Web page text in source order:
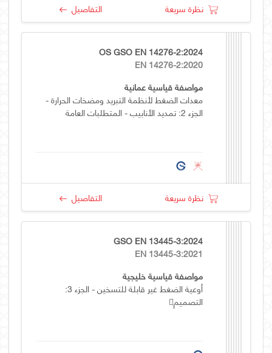
نظرة سريعة التفاصيل
OS GSO EN 14276-2:2024
EN 14276-2:2020
مواصفة قياسية عمانية
معدات الضغط لأنظمة التبريد ومضخات الحرارة -
الجزء 2: تمديد الأنابيب - المتطلبات العامة
نظرة سريعة التفاصيل
GSO EN 13445-3:2024
EN 13445-3:2021
مواصفة قياسية خليجية
أوعية الضغط غیر قابلة للتسخین - الجزء 3:
التصميم􀥻